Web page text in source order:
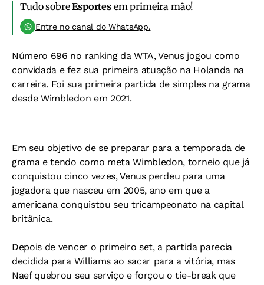
Tudo sobreEsportesem primeira mão!
Entre no canal do WhatsApp.
Número 696 no ranking da WTA, Venus jogou como
convidada e fez sua primeira atuação na Holanda na
carreira. Foi sua primeira partida de simples na grama
desde Wimbledon em 2021.
Em seu objetivo de se preparar para a temporada de
grama e tendo como meta Wimbledon, torneio que já
conquistou cinco vezes, Venus perdeu para uma
jogadora que nasceu em 2005, ano em que a
americana conquistou seu tricampeonato na capital
britânica.
Depois de vencer o primeiro set, a partida parecia
decidida para Williams ao sacar para a vitória, mas
Naef quebrou seu serviço e forçou o tie-break que